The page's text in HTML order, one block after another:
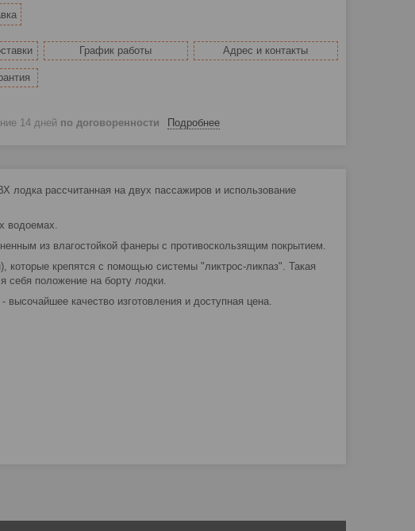
График работы Адрес и контакты
14 дней по договоренности Подробнее
лодка рассчитанная на двух пассажиров и использование
водоемах.
из влагостойкой фанеры с противоскользящим покрытием.
крепятся с помощью системы "ликтрос-ликпаз". Такая
себя положение на борту лодки.
качество изготовления и доступная цена.